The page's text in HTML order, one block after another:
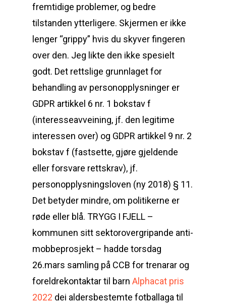
fremtidige problemer, og bedre
tilstanden ytterligere. Skjermen er ikke
lenger “grippy” hvis du skyver fingeren
over den. Jeg likte den ikke spesielt
godt. Det rettslige grunnlaget for
behandling av personopplysninger er
GDPR artikkel 6 nr. 1 bokstav f
(interesseavveining, jf. den legitime
interessen over) og GDPR artikkel 9 nr. 2
bokstav f (fastsette, gjøre gjeldende
eller forsvare rettskrav), jf.
personopplysningsloven (ny 2018) § 11.
Det betyder mindre, om politikerne er
røde eller blå. TRYGG I FJELL –
kommunen sitt sektorovergripande anti-
mobbeprosjekt – hadde torsdag
26.mars samling på CCB for trenarar og
foreldrekontaktar til barn Alphacat pris
2022 dei aldersbestemte fotballaga til